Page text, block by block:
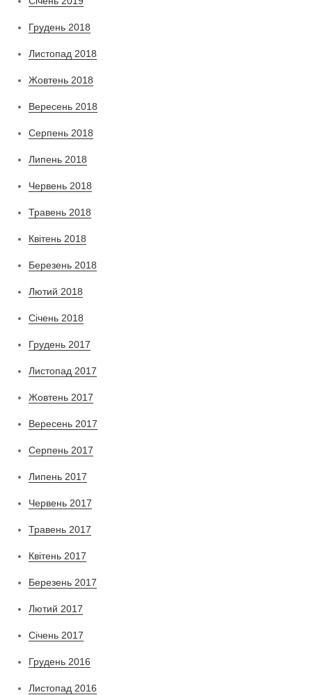
Грудень 2018
Листопад 2018
Жовтень 2018
Вересень 2018
Серпень 2018
Липень 2018
Червень 2018
Травень 2018
Квітень 2018
Березень 2018
Лютий 2018
Січень 2018
Грудень 2017
Листопад 2017
Жовтень 2017
Вересень 2017
Серпень 2017
Липень 2017
Червень 2017
Травень 2017
Квітень 2017
Березень 2017
Лютий 2017
Січень 2017
Грудень 2016
Листопад 2016